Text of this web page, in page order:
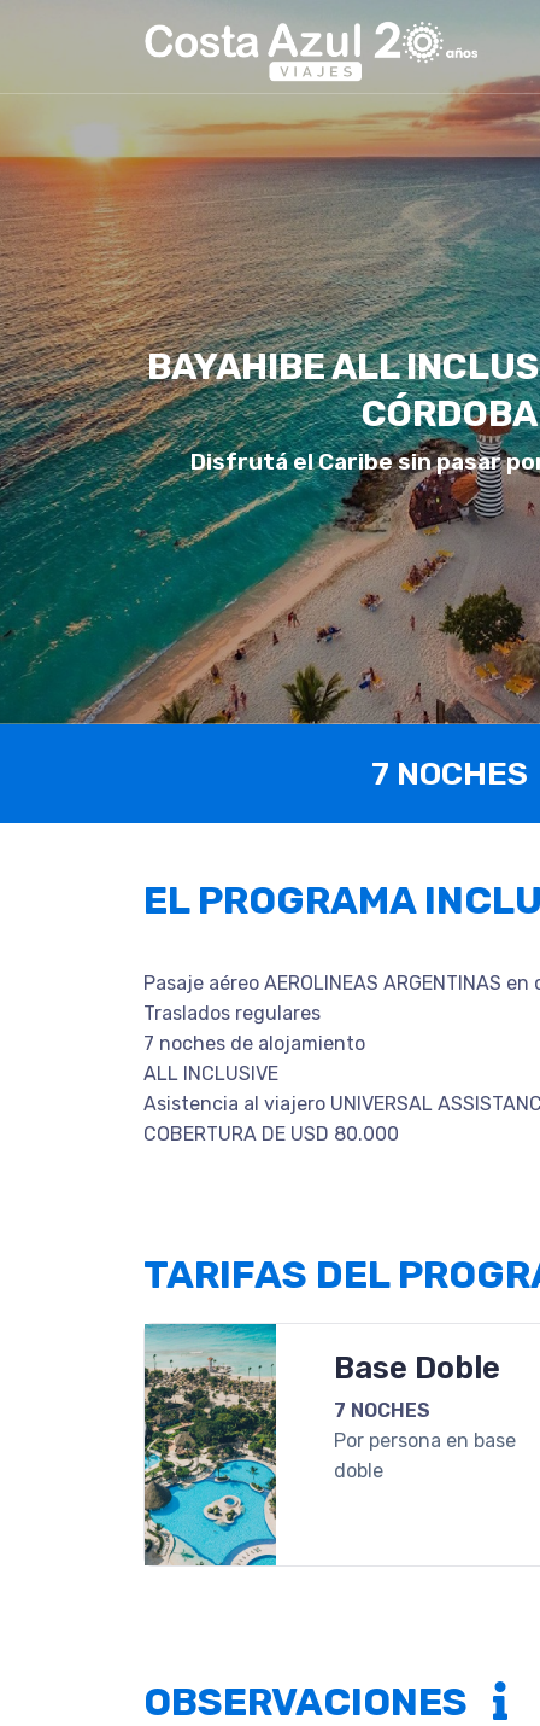
BAYAHIBE ALL
CÓRDOBA
Disfrutá el Caribe sin pasar
7 NOCHES
EL PROGRAMA
Pasaje aéreo AEROLINEAS ARGENTINAS
Traslados regulares
7 noches de alojamiento
ALL INCLUSIVE
Asistencia al viajero UNIVERSAL
COBERTURA DE USD 80.000
TARIFAS DEL
Base Doble
7 NOCHES
Por persona en base
doble
OBSERVACIONES